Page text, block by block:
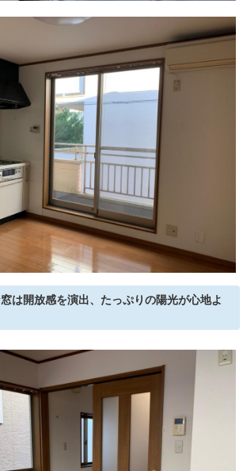
は開放感を演出、たっぷりの陽光が心地よ